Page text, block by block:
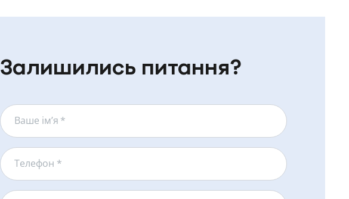
Залишились питання?
Ваше ім’я *
Телефон *